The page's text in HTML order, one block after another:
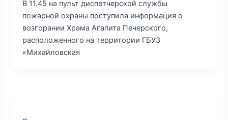
В 11.45 на пульт диспетчерской службы
пожарной охраны поступила информация о
возгорании Храма Агапита Печерского,
расположенного на территории ГБУЗ
«Михайловская